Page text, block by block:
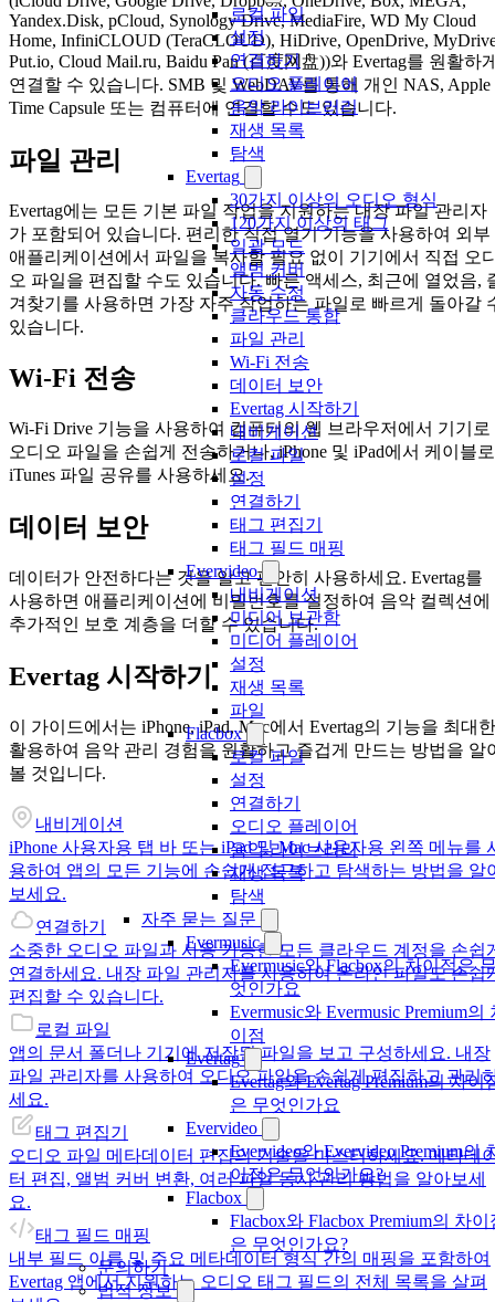
로컬 파일
설정
연결하기
오디오 플레이어
음악 라이브러리
재생 목록
탐색
Evertag
30가지 이상의 오디오 형식
120가지 이상의 태그
일괄 모드
앨범 커버
자동 수정
클라우드 통합
파일 관리
Wi-Fi 전송
데이터 보안
Evertag 시작하기
내비게이션
로컬 파일
설정
연결하기
태그 편집기
태그 필드 매핑
Evervideo
내비게이션
미디어 보관함
미디어 플레이어
설정
재생 목록
파일
Flacbox
로컬 파일
설정
연결하기
오디오 플레이어
음악 라이브러리
재생 목록
탐색
자주 묻는 질문
Evermusic
Evermusic와 Flacbox의 차이점은
엇인가요
Evermusic와 Evermusic Premium의
이점
Evertag
Evertag와 Evertag Premium의 차이
은 무엇인가요
Evervideo
Evervideo와 Evervideo Premium의
이점은 무엇인가요?
Flacbox
Flacbox와 Flacbox Premium의 차이
은 무엇인가요?
문의하기
법적 정보
Yandex.Disk, pCloud, Synology Drive, MediaFire, WD My Cloud
Home, InfiniCLOUD (TeraCLOUD), HiDrive, OpenDrive,
Put.io, Cloud Mail.ru, Baidu Pan (百度网盘))와 Evertag를 원활하
연결할 수 있습니다. SMB 및 WebDAV를 통해 개인 NAS, Apple
Time Capsule 또는 컴퓨터에 연결할 수도 있습니다.
파일 관리
Evertag에는 모든 기본 파일 작업을 지원하는 내장 파일 관리자
가 포함되어 있습니다. 편리한 직접 열기 기능을 사용하여 외부
애플리케이션에서 파일을 복사할 필요 없이 기기에서 직접 오
오 파일을 편집할 수도 있습니다. 빠른 액세스, 최근에 열었음,
겨찾기를 사용하면 가장 자주 작업하는 파일로 빠르게 돌아갈
있습니다.
Wi-Fi 전송
Wi-Fi Drive 기능을 사용하여 컴퓨터의 웹 브라우저에서 기기로
오디오 파일을 손쉽게 전송하거나, iPhone 및 iPad에서 케이블로
iTunes 파일 공유를 사용하세요.
데이터 보안
데이터가 안전하다는 것을 알고 편안히 사용하세요. Evertag를
사용하면 애플리케이션에 비밀번호를 설정하여 음악 컬렉션에
추가적인 보호 계층을 더할 수 있습니다.
Evertag 시작하기
이 가이드에서는 iPhone, iPad, Mac에서 Evertag의 기능을 최대한
활용하여 음악 관리 경험을 원활하고 즐겁게 만드는 방법을 알
볼 것입니다.
내비게이션
iPhone 사용자용 탭 바 또는 iPad 및 Mac 사용자용 왼쪽 메뉴를
용하여 앱의 모든 기능에 손쉽게 접근하고 탐색하는 방법을 알
보세요.
연결하기
소중한 오디오 파일과 사용 가능한 모든 클라우드 계정을 손쉽
연결하세요. 내장 파일 관리자를 사용하여 온라인 파일도 손쉽
편집할 수 있습니다.
로컬 파일
앱의 문서 폴더나 기기에 저장된 파일을 보고 구성하세요. 내장
파일 관리자를 사용하여 오디오 파일을 손쉽게 편집하고 관리
세요.
태그 편집기
오디오 파일 메타데이터 편집의 기술을 마스터하세요. 메타데
터 편집, 앨범 커버 변환, 여러 파일 동시 관리 방법을 알아보세
요.
태그 필드 매핑
내부 필드 이름 및 주요 메타데이터 형식 간의 매핑을 포함하여
Evertag 앱에서 지원하는 오디오 태그 필드의 전체 목록을 살펴